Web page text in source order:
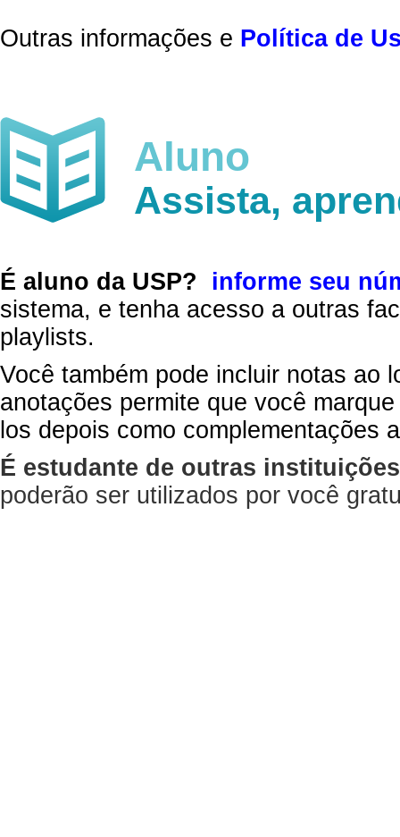
Outras informações e Política de
Aluno
Assista,
É aluno da USP?
informe seu
sistema, e tenha acesso a outras
playlists.
Você também pode incluir notas ao
anotações permite que você
los depois como complementações
É estudante de outras
poderão ser utilizados por você